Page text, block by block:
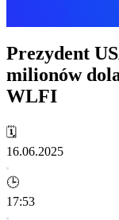
Prezydent
milionów
WLFI
🗓️
16.06.2025
🕒
17:53